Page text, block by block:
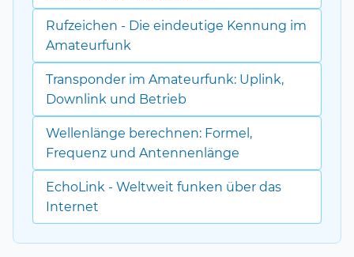
Rufzeichen - Die eindeutige Kennung im
Amateurfunk
Transponder im Amateurfunk: Uplink,
Downlink und Betrieb
Wellenlänge berechnen: Formel,
Frequenz und Antennenlänge
EchoLink - Weltweit funken über das
Internet